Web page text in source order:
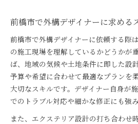
前橋市で外構デザイナーに求める
前橋市で外構デザイナーに依頼する際
の施工現場を理解しているかどうかが
ば、地域の気候や土地条件に即した設
予算や希望に合わせて最適なプランを
大切なスキルです。デザイナー自身が
でのトラブル対応や細かな修正にも強み
また、エクステリア設計の打ち合わせ